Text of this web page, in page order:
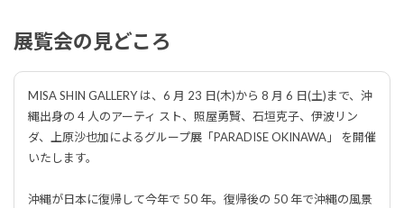
展覧会の見どころ
MISA SHIN GALLERY は、6 月 23 日(木)から 8 月 6 日(土)まで、沖
縄出身の 4 人のアーティ スト、照屋勇賢、石垣克子、伊波リン
ダ、上原沙也加によるグループ展「PARADISE OKINAWA」 を開催
いたします。
沖縄が日本に復帰して今年で 50 年。復帰後の 50 年で沖縄の風景